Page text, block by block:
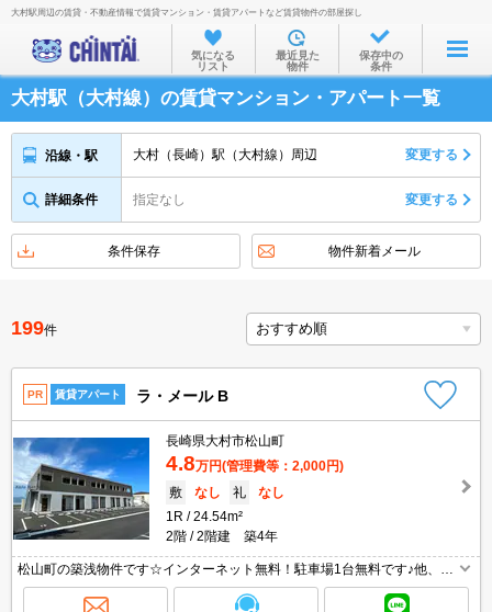
お部屋を探す
沿線・駅から
住所から
家賃相場から
物件特集から
不動産会社から
TOP
大村駅周辺の賃貸・不動産情報で賃貸マンション・賃貸アパートなど賃貸物件の部屋探し
気になる
リスト
最近見た
物件
保存中の
条件
大村駅（大村線）の賃貸マンション・アパート一覧
沿線・駅 大村（長崎）駅（大村線）周辺 変更する
詳細条件 指定なし 変更する
条件保存 物件新着メール
199件
PR 賃貸アパート ラ・メール B
長崎県大村市松山町
4.8万円(管理費等：2,000円)
敷
なし 礼
なし
1R
24.54m²
2階
2階建 築4年
松山町の築浅物件です☆インターネット無料！駐車場1台無料です♪他、設
備充実してます♪海を眺めたり、飛行機を眺めたりするのが好きな方にお
ススメです♪(^^)/